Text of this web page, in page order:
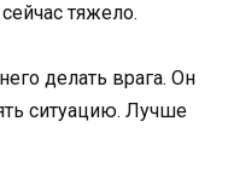
тяжело.
делать врага. Он
ситуацию. Лучше